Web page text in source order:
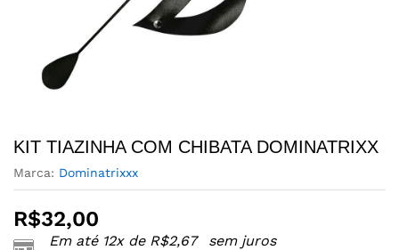
KIT TIAZINHA COM CHIBATA DOMINATRIXX
Marca: Dominatrixxx
R$32,00
Em até 12x de R$2,67 sem juros